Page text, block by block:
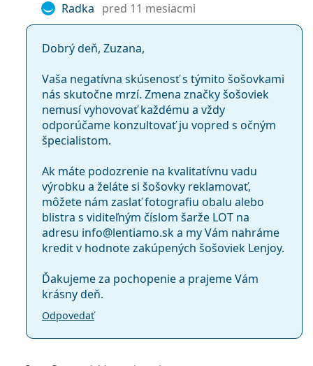
Radka pred 11 mesiacmi
Dobrý deň, Zuzana,
Vaša negatívna skúsenosť s týmito šošovkami
nás skutočne mrzí. Zmena značky šošoviek
nemusí vyhovovať každému a vždy
odporúčame konzultovať ju vopred s očným
špecialistom.
Ak máte podozrenie na kvalitatívnu vadu
výrobku a želáte si šošovky reklamovať,
môžete nám zaslať fotografiu obalu alebo
blistra s viditeľným číslom šarže LOT na
adresu info@lentiamo.sk a my Vám nahráme
kredit v hodnote zakúpených šošoviek Lenjoy.
Ďakujeme za pochopenie a prajeme Vám
krásny deň.
Odpovedať